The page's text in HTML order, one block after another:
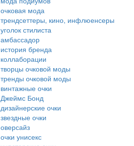
очковая мода
трендсеттеры, кино, инфлюенсеры
уголок стилиста
амбассадор
история бренда
коллаборации
творцы очковой моды
тренды очковой моды
винтажные очки
Джеймс Бонд
дизайнерские очки
звездные очки
оверсайз
очки унисекс